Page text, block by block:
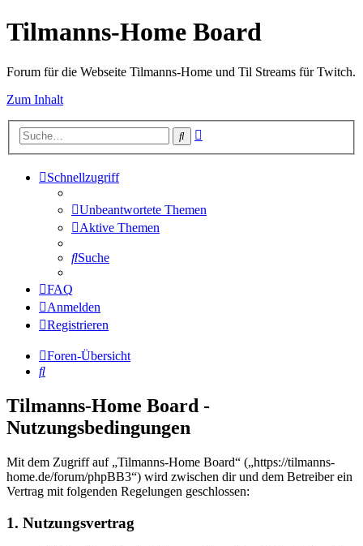
Tilmanns-Home Board
Forum für die Webseite Tilmanns-Home und Til Streams für Twitch.
Zum Inhalt
Suche
Schnellzugriff
Unbeantwortete Themen
Aktive Themen
Suche
FAQ
Anmelden
Registrieren
Foren-Übersicht
Suche
Tilmanns-Home Board -
Nutzungsbedingungen
Mit dem Zugriff auf „Tilmanns-Home Board“ („https://tilmanns-
home.de/forum/phpBB3“) wird zwischen dir und dem Betreiber ein
Vertrag mit folgenden Regelungen geschlossen:
1. Nutzungsvertrag